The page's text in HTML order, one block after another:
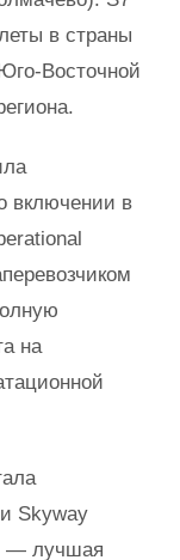
в страны
Восточной
включении в
на
Skyway
— лучшая